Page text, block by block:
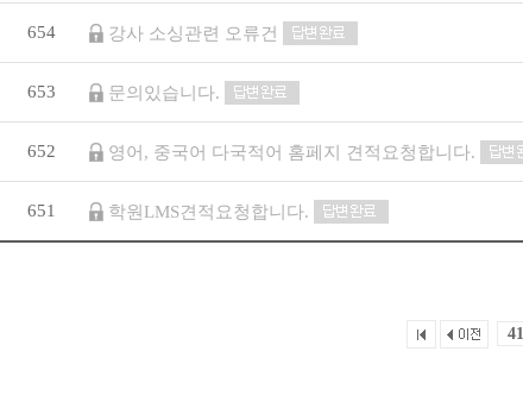
654 강사 소싱관련 오류건
653 문의있습니다.
652 영어, 중국어 다국적어 홈페지 견적요청합니다.
651 학원LMS견적요청합니다.
41